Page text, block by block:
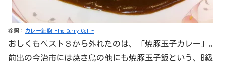
参照： カレー細胞 -The Curry Cell-
おしくもベスト３から外れたのは、「焼豚玉子カレー」。
前出の今治市には焼き鳥の他にも焼豚玉子飯という、B級